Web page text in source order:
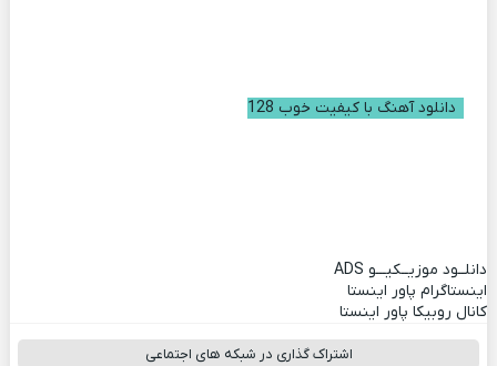
دانلود آهنگ با کیفیت خوب 128
دانلــود موزیــکیـــو ADS
اینستاگرام پاور اینستا
کانال روبیکا پاور اینستا
اشتراک گذاری در شبکه های اجتماعی